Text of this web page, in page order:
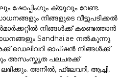
ഷോപ്പിംഗും ക്യൂവും വേണ്ട.
നിങ്ങളുടെ വീട്ടുപടിക്കൽ
നിങ്ങൾക്ക് കണ്ടെത്താൻ
Sandhai.ae നൽകുന്നു.
ഓപ്ഷൻ നിങ്ങൾക്ക്
അസംസ്കൃത പലചരക്ക്
അനിൽ, ഫ്ലേവറി, ആച്ചി,